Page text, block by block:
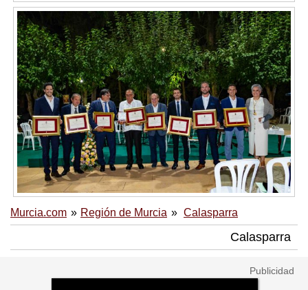
Murcia.com Región de Murcia Calasparra
Calasparra